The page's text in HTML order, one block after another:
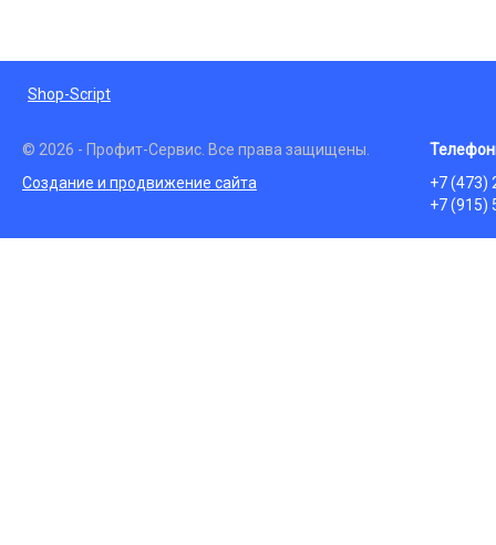
Shop-Script
© 2026 - Профит-Сервис. Все права защищены.
Создание и продвижение сайта
+7 (473)
+7 (915)